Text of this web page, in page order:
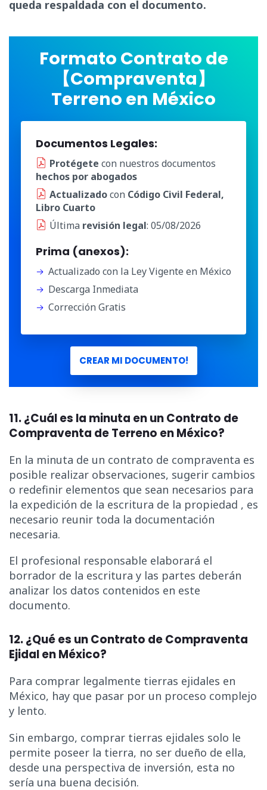
queda respaldada con el documento.
Formato Contrato de
【Compraventa】
Terreno en México
Documentos Legales:
Protégete con nuestros documentos
hechos por abogados
Actualizadocon Código Civil Federal,
Libro Cuarto
Última revisión legal: 05/08/2026
Prima (anexos):
Actualizado con la Ley Vigente en México
Descarga Inmediata
Corrección Gratis
CREAR MI DOCUMENTO!
11. ¿Cuál es la minuta en un Contrato de
Compraventa de Terreno en México?
En la minuta de un contrato de compraventa es
posible realizar observaciones, sugerir cambios
o redefinir elementos que sean necesarios para
la expedición de la escritura de la propiedad , es
necesario reunir toda la documentación
necesaria.
El profesional responsable elaborará el
borrador de la escritura y las partes deberán
analizar los datos contenidos en este
documento.
12. ¿Qué es un Contrato de Compraventa
Ejidal en México?
Para comprar legalmente tierras ejidales en
México, hay que pasar por un proceso complejo
y lento.
Sin embargo, comprar tierras ejidales solo le
permite poseer la tierra, no ser dueño de ella,
desde una perspectiva de inversión, esta no
sería una buena decisión.